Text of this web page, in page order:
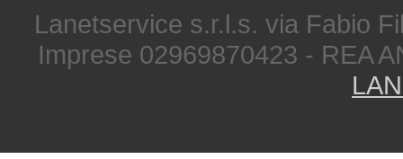
Lanetservice s.r.l.s. via Fabio
Imprese 02969870423 - REA